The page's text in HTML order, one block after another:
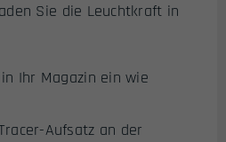
Sie die Leuchtkraft in
Ihr Magazin ein wie
Aufsatz an der